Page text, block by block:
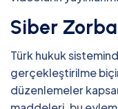
Siber
Türk hukuk
gerçekleştirilme
düzenlemeler